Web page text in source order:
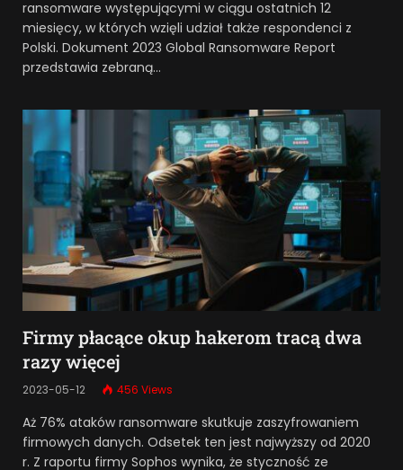
ransomware występującymi w ciągu ostatnich 12
miesięcy, w których wzięli udział także respondenci z
Polski. Dokument 2023 Global Ransomware Report
przedstawia zebraną…
Firmy płacące okup hakerom tracą dwa
razy więcej
2023-05-12 456 Views
Aż 76% ataków ransomware skutkuje zaszyfrowaniem
firmowych danych. Odsetek ten jest najwyższy od 2020
r. Z raportu firmy Sophos wynika, że styczność ze